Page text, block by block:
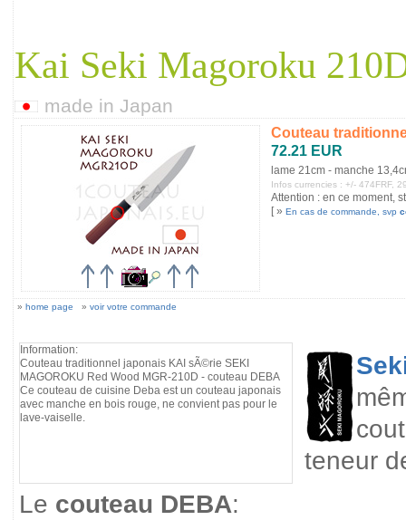
Kai Seki Magoroku
made in Japan
Couteau
72.21 EUR
lame 21cm - manche
Infos currencies : +/- 474FRF,
Attention : en ce moment,
[ » En cas de commande, svp
» home page » voir votre commande
Information:
Couteau traditionnel japonais KAI sÃ©rie SEKI
MAGOROKU Red Wood MGR-210D - couteau DEBA
Ce couteau de cuisine Deba est un couteau japonais
avec manche en bois rouge, ne convient pas pour le
lave-vaiselle.
teneur
Le couteau DEBA: